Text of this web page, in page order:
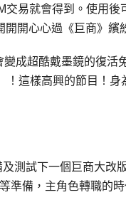
易就會得到。使用後
開心心過《巨商》繽
成超酷戴墨鏡的復活
！這樣高興的節目！身
測試下一個巨商大改
準備，主角色轉職的